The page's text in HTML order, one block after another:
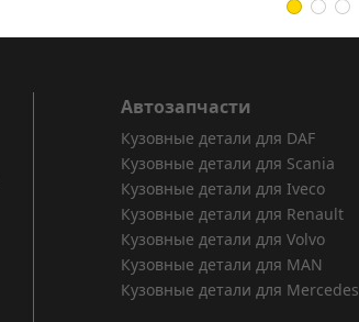
Автозапчасти
Кузовные детали для DAF
Кузовные детали для Scania
Кузовные детали для Iveco
Кузовные детали для Renault
Кузовные детали для Volvo
Кузовные детали для MAN
Кузовные детали для Mercedes